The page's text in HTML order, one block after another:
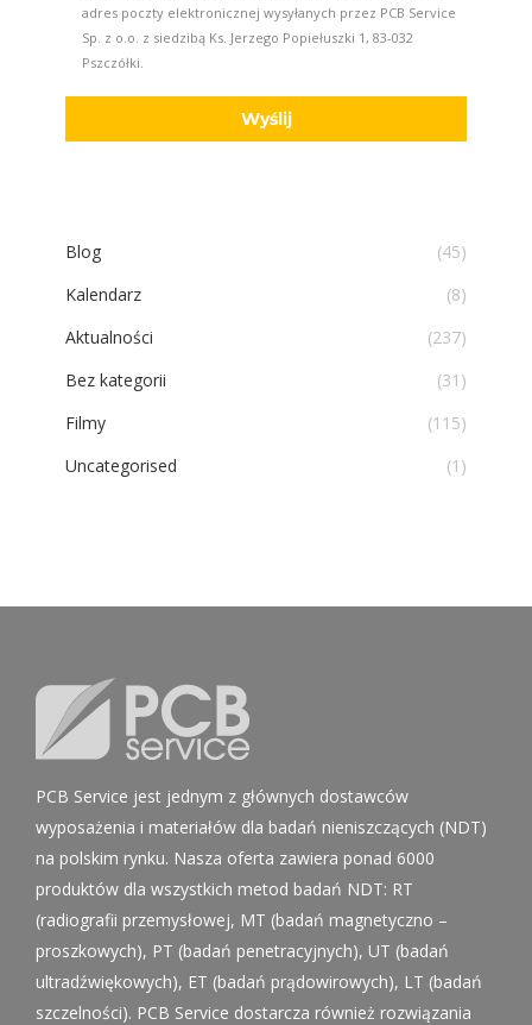
adres poczty elektronicznej wysyłanych przez PCB Service
Sp. z o.o. z siedzibą Ks. Jerzego Popiełuszki 1, 83-032
Pszczółki.
Blog
(45)
Kalendarz
(8)
Aktualności
(237)
Bez kategorii
(31)
Filmy
(115)
Uncategorised
(1)
PCB Service jest jednym z głównych dostawców
wyposażenia i materiałów dla badań nieniszczących (NDT)
na polskim rynku. Nasza oferta zawiera ponad 6000
produktów dla wszystkich metod badań NDT: RT
(radiografii przemysłowej, MT (badań magnetyczno –
proszkowych), PT (badań penetracyjnych), UT (badań
ultradźwiękowych), ET (badań prądowirowych), LT (badań
szczelności). PCB Service dostarcza również rozwiązania